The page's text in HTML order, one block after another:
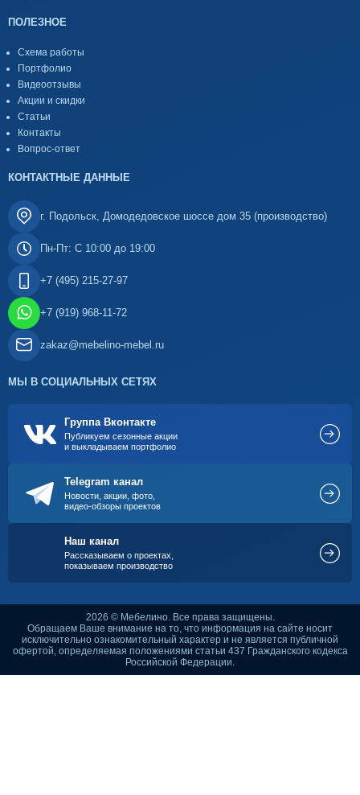
ПОЛЕЗНОЕ
Схема работы
Портфолио
Видеоотзывы
Акции и скидки
Статьи
Контакты
Вопрос-ответ
КОНТАКТНЫЕ ДАННЫЕ
г. Подольск, Домодедовское шоссе дом 35 (производство)
Пн-Пт: С 10:00 до 19:00
+7 (495) 215-27-97
+7 (919) 968-11-72
zakaz@mebelino-mebel.ru
МЫ В СОЦИАЛЬНЫХ СЕТЯХ
Группа Вконтакте
Публикуем сезонные акции
и выкладываем портфолио
Telegram канал
Новости, акции, фото,
видео-обзоры проектов
Наш канал
Рассказываем о проектах,
показываем производство
2026 © Мебелино. Все права защищены.
Обращаем Ваше внимание на то, что информация на сайте носит
исключительно ознакомительный характер и не является публичной
офертой, определяемая положениями статьи 437 Гражданского кодекса
Российской Федерации.